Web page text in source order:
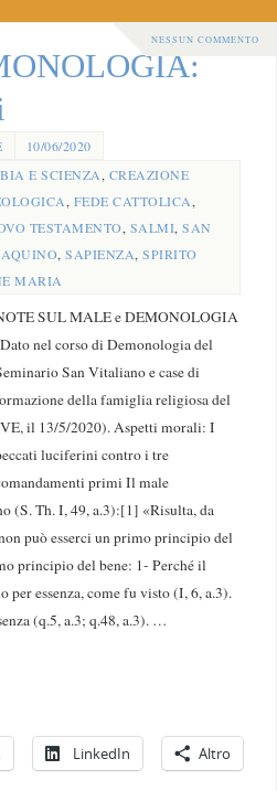
NESSUN COMMENTO
10/06/2020
E SCIENZA, CREAZIONE
, FEDE CATTOLICA,
TESTAMENTO, SALMI,SAN
,SAPIENZA,SPIRITO
MARIA
SUL MALE e DEMONOLOGIA
nel corso di Demonologia del
San Vitaliano e case di
della famiglia religiosa del
il 13/5/2020). Aspetti morali: I
luciferini contro i tre
primi Il male
(S. Th. I, 49, a.3):[1] «Risulta, da
può esserci un primo principio del
principio del bene: 1- Perché il
essenza, come fu visto (I, 6, a.3).
(q.5, a.3; q.48, a.3). …
LinkedIn Altro